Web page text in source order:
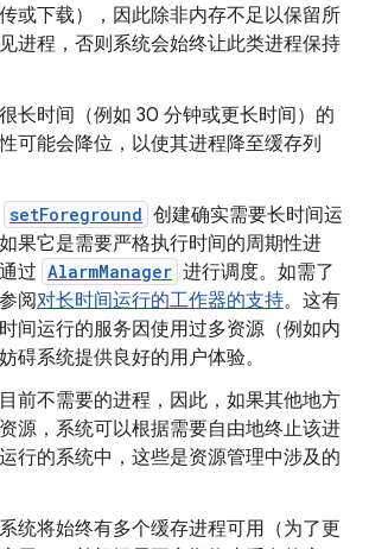
或下载），因此除非内存不足以保留所
进程，否则系统会始终让此类进程保持
长时间（例如 30 分钟或更长时间）的
可能会降位，以使其进程降至缓存列
setForeground 创建确实需要长时间运
果它是需要严格执行时间的周期性进
过 AlarmManager 进行调度。如需了
阅对长时间运行的工作器的支持。这有
间运行的服务因使用过多资源（例如内
碍系统提供良好的用户体验。
前不需要的进程，因此，如果其他地方
源，系统可以根据需要自由地终止该进
行的系统中，这些是资源管理中涉及的
统将始终有多个缓存进程可用（为了更